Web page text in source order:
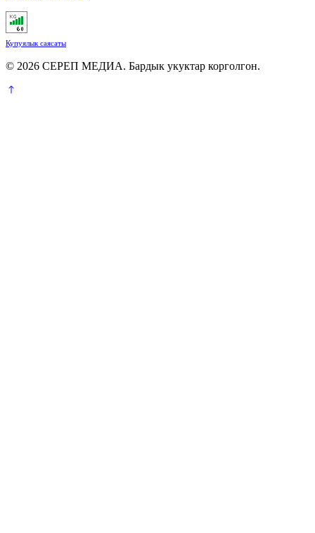
Купуялык саясаты
© 2026 СЕРЕП МЕДИА. Бардык укуктар корголгон.